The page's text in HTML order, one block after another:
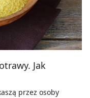
Jak
przez osoby